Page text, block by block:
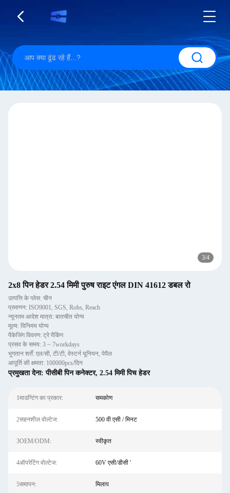
3/4
2x8 पिन हेडर 2.54 मिमी पुरुष राइट एंगल DIN 41612 डबल रो
उत्पत्ति के प्लेस: चीन
प्रमाणन: ISO9001, SGS, Rohs, Reach
न्यूनतम आदेश मात्रा: बातचीत योग्य
मूल्य: विनिमय योग्य
पैकेजिंग विवरण: ट्रे पैकिंग
प्रसव के समय: 3 ~ 7workdays
भुगतान शर्तें: एल/सी, टी/टी, वेस्टर्न यूनियन, पेपैल
आपूर्ति की क्षमता: 100000pcs/दिन
प्रमुखता देना:पीसीबी पिन कनेक्टर, 2.54 मिमी पिच हेडर
1माउन्टिंग का प्रकार: समकोण
2सहनशील वोल्टेज: 500 वी एसी / मिनट
3OEM/ODM: स्वीकृत
4ऑपरेटिंग वोल्टेज: 60V एसी/डीसी '
5समापन: मिलाप